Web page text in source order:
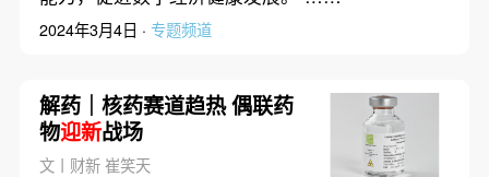
2024年3月4日 · 专题频道
解药｜核药赛道趋热 偶联药
物迎新战场
文丨财新 崔笑天